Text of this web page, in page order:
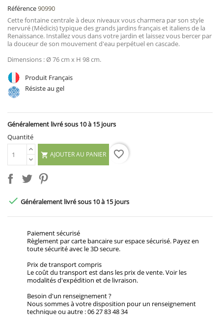
Référence90990
Cette fontaine centrale à deux niveaux vous charmera par son style
nervuré (Médicis) typique des grands jardins français et italiens de la
Renaissance. Installez vous dans votre jardin et laissez vous bercer par
la douceur de son mouvement d'eau perpétuel en cascade.
Dimensions : Ø 76 cm x H 98 cm.
Produit Français
Résiste au gel
Généralement livré sous 10 à 15 jours
Quantité
 AJOUTER AU PANIER favorite_border
 Généralement livré sous 10 à 15 jours
Paiement sécurisé
Règlement par carte bancaire sur espace sécurisé. Payez en
toute sécurité avec le 3D secure.
Prix de transport compris
Le coût du transport est dans les prix de vente. Voir les
modalités d'expédition et de livraison.
Besoin d'un renseignement ?
Nous sommes à votre disposition pour un renseignement
technique ou autre : 06 27 83 48 34